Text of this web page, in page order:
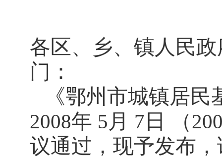
各区、乡、镇人民
门：
《鄂州市城镇居
2008年 5 月 7 日 （
议通过，现予发布